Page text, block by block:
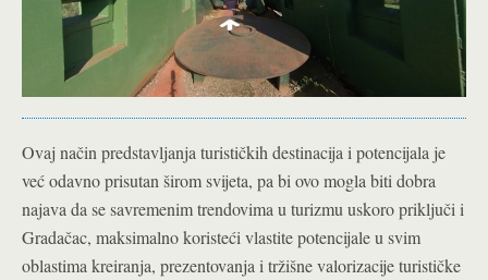
Ovaj način predstavljanja turističkih destinacija i potencijala je
već odavno prisutan širom svijeta, pa bi ovo mogla biti dobra
najava da se savremenim trendovima u turizmu uskoro priključi i
Gradačac, maksimalno koristeći vlastite potencijale u svim
oblastima kreiranja, prezentovanja i tržišne valorizacije turističke